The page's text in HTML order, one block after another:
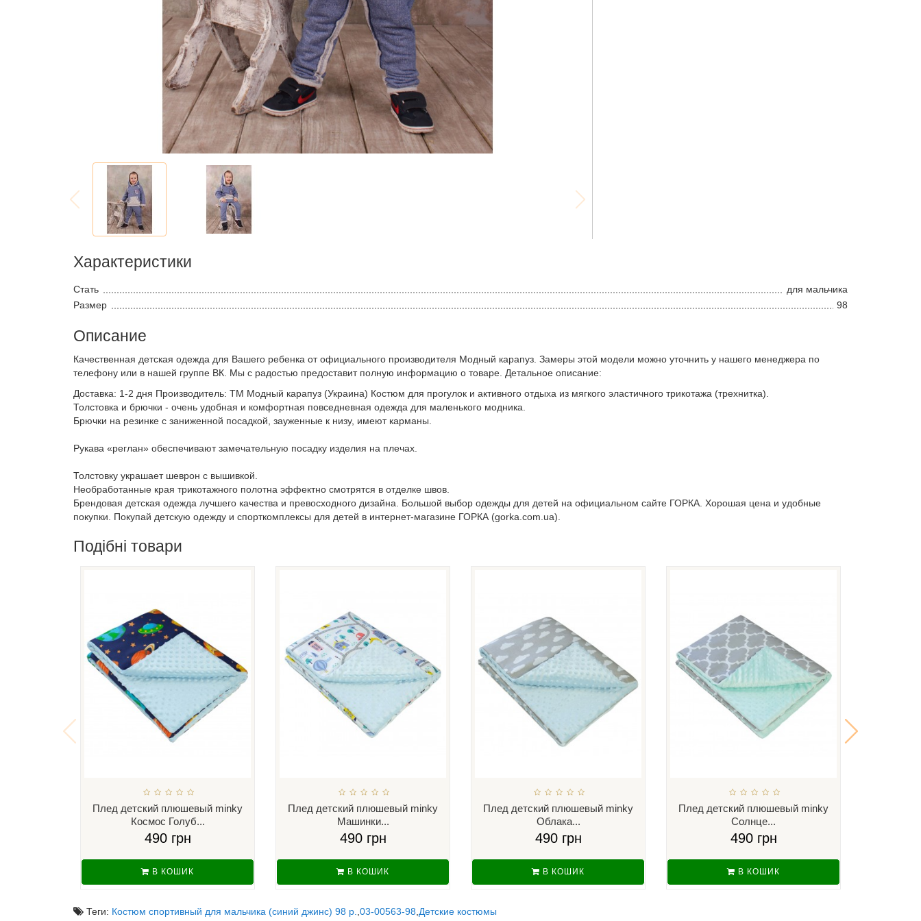
Характеристики
Стать
для мальчика
Размер
98
Описание
Качественная детская одежда для Вашего ребенка от официального производителя Модный карапуз. Замеры этой модели можно уточнить у нашего менеджера по
телефону или в нашей группе ВК. Мы с радостью предоставит полную информацию о товаре. Детальное описание:
Доставка: 1-2 дня Производитель: ТМ Модный карапуз (Украина) Костюм для прогулок и активного отдыха из мягкого эластичного трикотажа (трехнитка).
Толстовка и брючки - очень удобная и комфортная повседневная одежда для маленького модника.
Брючки на резинке с заниженной посадкой, зауженные к низу, имеют карманы.
Рукава «реглан» обеспечивают замечательную посадку изделия на плечах.
Толстовку украшает шеврон с вышивкой.
Необработанные края трикотажного полотна эффектно смотрятся в отделке швов.
Брендовая детская одежда лучшего качества и превосходного дизайна. Большой выбор одежды для детей на официальном сайте ГОРКА. Хорошая цена и удобные
покупки. Покупай детскую одежду и спорткомплексы для детей в интернет-магазине ГОРКА (gorka.com.ua).
Подібні товари
Плед детский плюшевый minky
Космос Голуб...
490 грн
В КОШИК
Плед детский плюшевый minky
Машинки...
490 грн
В КОШИК
Плед детский плюшевый minky
Облака...
490 грн
В КОШИК
Плед детский плюшевый minky
Солнце...
490 грн
В КОШИК
Теги: Костюм спортивный для мальчика (синий джинс) 98 р. 03-00563-98 Детские костюмы